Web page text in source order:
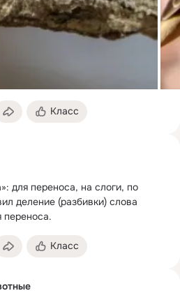
Класс
для переноса, на слоги, по
деление (разбивки) слова
переноса.
Класс